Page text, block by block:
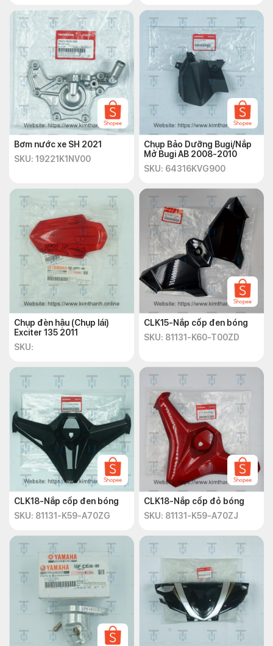
Bơm nước xe SH 2021
SKU: 19221K1NV00
Chụp Bảo Dưỡng Bugi/Nắp
Mở Bugi AB 2008-2010
SKU: 64316KVG900
Chụp đèn hậu (Chụp lái)
Exciter 135 2011
SKU:
CLK15-Nắp cốp đen bóng
SKU: 81131-K60-T00ZD
CLK18-Nắp cốp đen bóng
SKU: 81131-K59-A70ZG
CLK18-Nắp cốp đỏ bóng
SKU: 81131-K59-A70ZJ